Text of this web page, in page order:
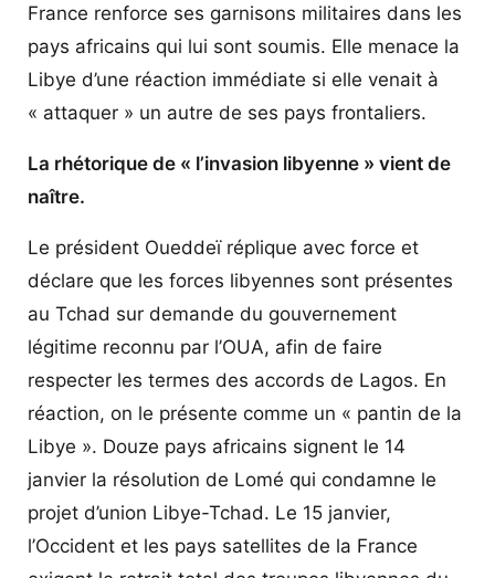
France renforce ses garnisons militaires dans les
pays africains qui lui sont soumis. Elle menace la
Libye d’une réaction immédiate si elle venait à
« attaquer » un autre de ses pays frontaliers.
La rhétorique de « l’invasion libyenne » vient de
naître.
Le président Oueddeï réplique avec force et
déclare que les forces libyennes sont présentes
au Tchad sur demande du gouvernement
légitime reconnu par l’OUA, afin de faire
respecter les termes des accords de Lagos. En
réaction, on le présente comme un « pantin de la
Libye ». Douze pays africains signent le 14
janvier la résolution de Lomé qui condamne le
projet d’union Libye-Tchad. Le 15 janvier,
l’Occident et les pays satellites de la France